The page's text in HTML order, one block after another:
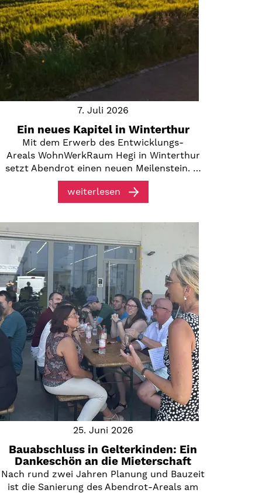
7. Juli 2026
Ein neues Kapitel in Winterthur
Mit dem Erwerb des Entwicklungs-
Areals WohnWerkRaum Hegi in Winterthur
setzt Abendrot einen neuen Meilenstein. …
weiterlesen
25. Juni 2026
Bauabschluss in Gelterkinden: Ein
Dankeschön an die Mieterschaft
Nach rund zwei Jahren Planung und Bauzeit
ist die Sanierung des Abendrot-Areals am